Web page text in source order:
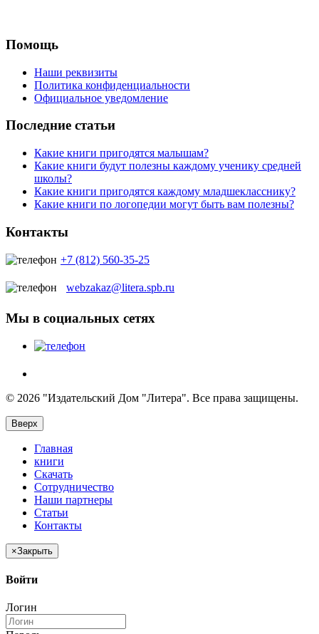
Помощь
Наши реквизиты
Политика конфиденциальности
Официальное уведомление
Последние статьи
Какие книги пригодятся малышам?
Какие книги будут полезны каждому ученику средней
школы?
Какие книги пригодятся каждому младшекласснику?
Какие книги по логопедии могут быть вам полезны?
Контакты
+7 (812) 560-35-25
webzakaz@litera.spb.ru
Мы в социальных сетях
© 2026 "Издательский Дом "Литера". Все права защищены.
Вверх
Главная
книги
Скачать
Сотрудничество
Наши партнеры
Статьи
Контакты
×Закрыть
Войти
Логин